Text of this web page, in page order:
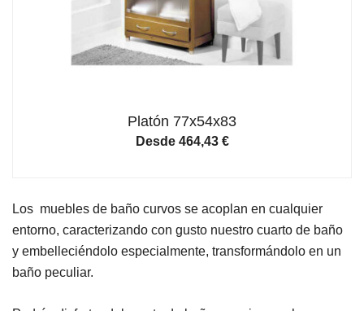
Platón 77x54x83
Desde 464,43 €
Los muebles de baño curvos se acoplan en cualquier
entorno, caracterizando con gusto nuestro cuarto de baño
y embelleciéndolo especialmente, transformándolo en un
baño peculiar.